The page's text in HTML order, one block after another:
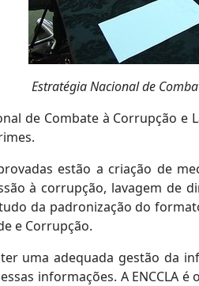
Estratégia Nacional de
de Combate à Corrupção e
estão a criação de
à corrupção, lavagem de
da padronização do
e Corrupção.
uma adequada gestão da
informações. A ENCCLA